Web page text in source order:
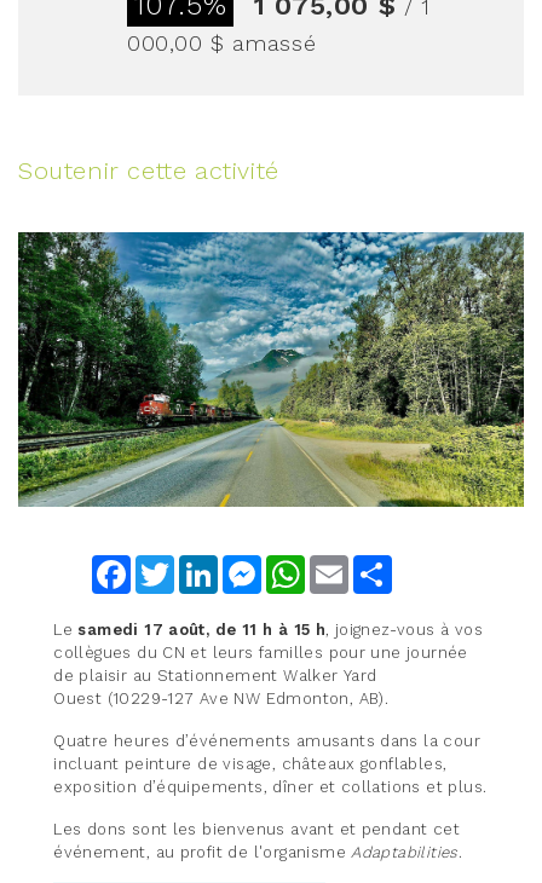
/ 1
000,00 $ amassé
Soutenir cette activité
FacebookTwitterLinkedInMessengerWhatsApp
Email
Le samedi 17 août, de 11 h à 15 h, joignez-vous à vos
collègues du CN et leurs familles pour une journée
de plaisir au Stationnement Walker Yard
Ouest (10229-127 Ave NW Edmonton, AB).
Quatre heures d’événements amusants dans la cour
incluant peinture de visage, châteaux gonflables,
exposition d’équipements, dîner et collations et plus.
Les dons sont les bienvenus avant et pendant cet
événement, au profit de l'organisme Adaptabilities.